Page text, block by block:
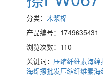
分类： 木浆棉
产品编号：1749635431
浏览次数：110
关键词： 压缩纤维素海绵
海绵擦批发压缩纤维素海